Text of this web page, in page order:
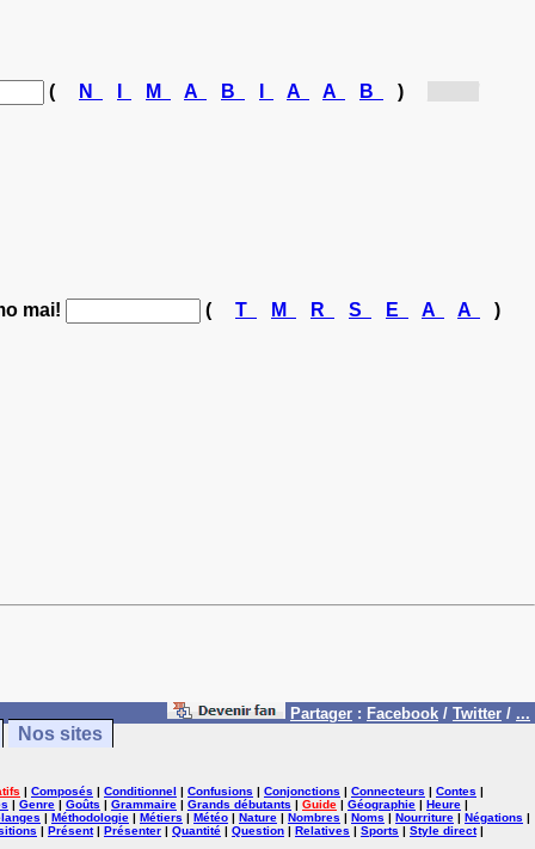
( N M A B A A B )
mai! ( T M R S E A A
)
Partager : Facebook / Twitter / ...
Nos sites
| Composés | Conditionnel | Confusions | Conjonctions | Connecteurs | Contes |
| Genre | Goûts | Grammaire | Grands débutants | Guide | Géographie | Heure |
| Méthodologie | Métiers | Météo | Nature | Nombres | Noms | Nourriture | Négations |
| Présent| Présenter | Quantité | Question | Relatives | Sports | Style direct|